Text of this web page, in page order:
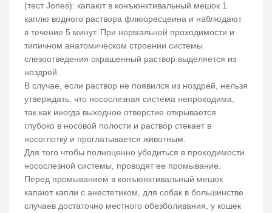
(тест Jones): капают в конъюнктивальный мешок 1
каплю водного раствора флюоресцеина и наблюдают
в течение 5 минут. При нормальной проходимости и
типичном анатомическом строении системы
слезоотведения окрашенный раствор выделяется из
ноздрей.
В случае, если раствор не появился из ноздрей, нельзя
утверждать, что носослезная система непроходима,
так как иногда выходное отверстие открывается
глубоко в носовой полости и раствор стекает в
носоглотку и проглатывается животным.
Для того чтобы полноценно убедиться в проходимости
носослезной системы, проводят ее промывание.
Перед промыванием в конъюнктивальный мешок
капают капли с анестетиком, для собак в большинстве
случаев достаточно местного обезболивания, у кошек